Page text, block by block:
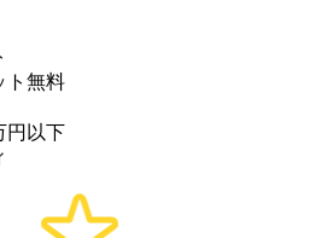
ト無料
円以下